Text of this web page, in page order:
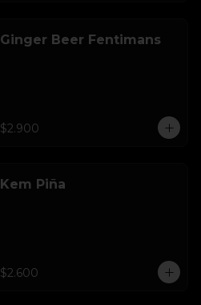
Ginger Beer Fentimans
$2.900
Kem Piña
$2.600